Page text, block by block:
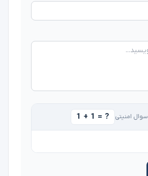
سوال امنیتی 1 + 1 = ?